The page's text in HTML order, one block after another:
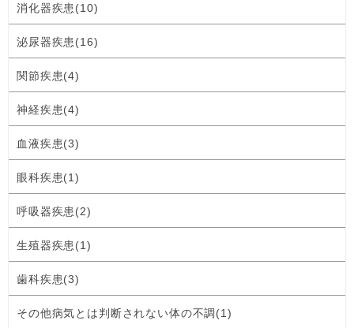
消化器疾患(10)
泌尿器疾患(16)
関節疾患(4)
神経疾患(4)
血液疾患(3)
眼科疾患(1)
呼吸器疾患(2)
生殖器疾患(1)
歯科疾患(3)
その他病気とは判断されない体の不調(1)